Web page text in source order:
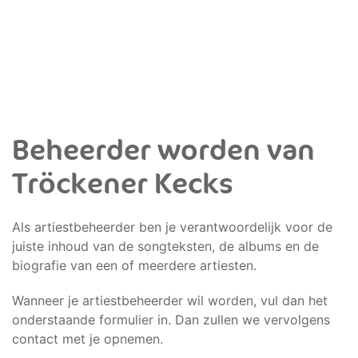
Beheerder worden van
Tröckener Kecks
Als artiestbeheerder ben je verantwoordelijk voor de
juiste inhoud van de songteksten, de albums en de
biografie van een of meerdere artiesten.
Wanneer je artiestbeheerder wil worden, vul dan het
onderstaande formulier in. Dan zullen we vervolgens
contact met je opnemen.